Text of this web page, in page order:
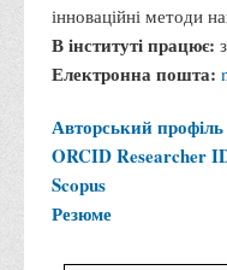
інноваційні методи
В інституті працює:
Електронна пошта:
Авторський
ORCIDResearcher
Scopus
Резюме